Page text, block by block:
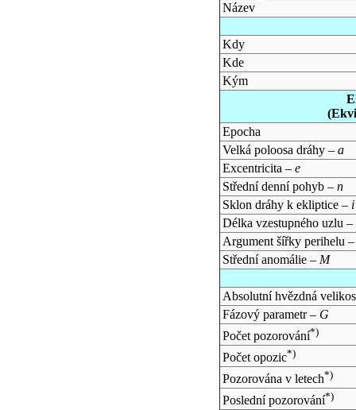
Název
Kdy
Kde
Kým
Epocha
Velká poloosa dráhy – a
Excentricita – e
Střední denní pohyb – n
Sklon dráhy k ekliptice – i
Délka vzestupného uzlu –
Argument šířky perihelu
Střední anomálie – M
Absolutní hvězdná
Fázový parametr – G
Počet pozorování*)
Počet opozic*)
Pozorována v letech*)
Poslední pozorování*)